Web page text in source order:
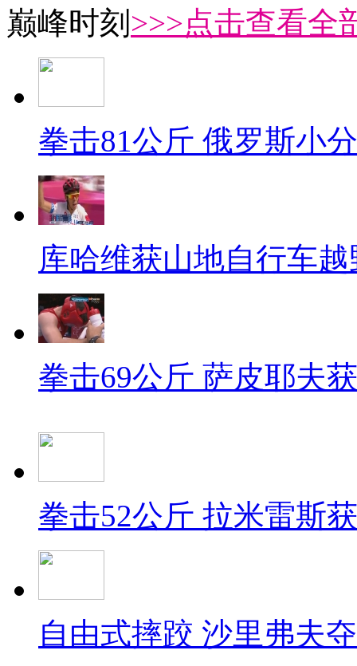
巅峰时刻 >>>点击查看全
拳击81公斤 俄罗斯小
库哈维获山地自行车
拳击69公斤 萨皮耶夫
拳击52公斤 拉米雷斯
自由式摔跤 沙里弗夫